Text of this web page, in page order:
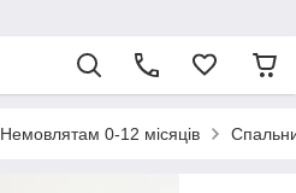
Немовлятам 0-12 місяців